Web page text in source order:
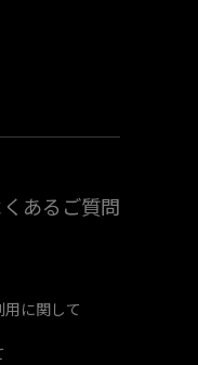
あるご質問
に関して